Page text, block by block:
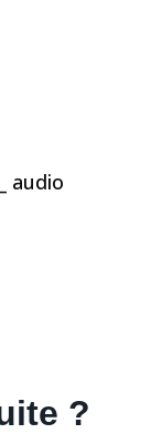
audio
?